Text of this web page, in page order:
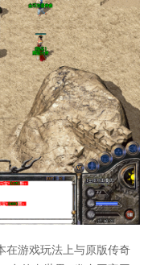
在游戏玩法上与原版传奇